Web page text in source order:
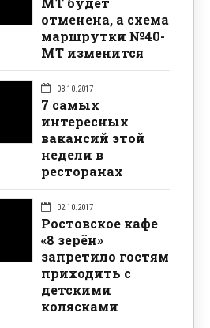
отменена, а схема
маршрутки №40-
МТ изменится
03.10.2017
7 самых
интересных
вакансий этой
недели в
ресторанах
02.10.2017
Ростовское кафе
«8 зерён»
запретило гостям
приходить с
детскими
колясками